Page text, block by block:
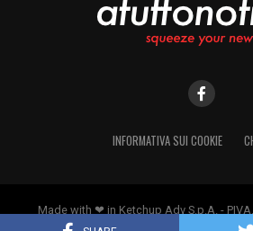
INFORMATIVA SUI COOKIE
Made with ❤ in Ketchup Adv S.p.A. -
Borromeo 14, 20123